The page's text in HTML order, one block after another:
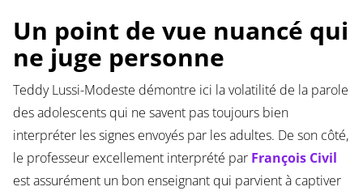
Un point de vue nuancé qui
ne juge personne
Teddy Lussi-Modeste démontre ici la volatilité de la parole
des adolescents qui ne savent pas toujours bien
interpréter les signes envoyés par les adultes. De son côté,
le professeur excellement interprété par François Civil
est assurément un bon enseignant qui parvient à captiver